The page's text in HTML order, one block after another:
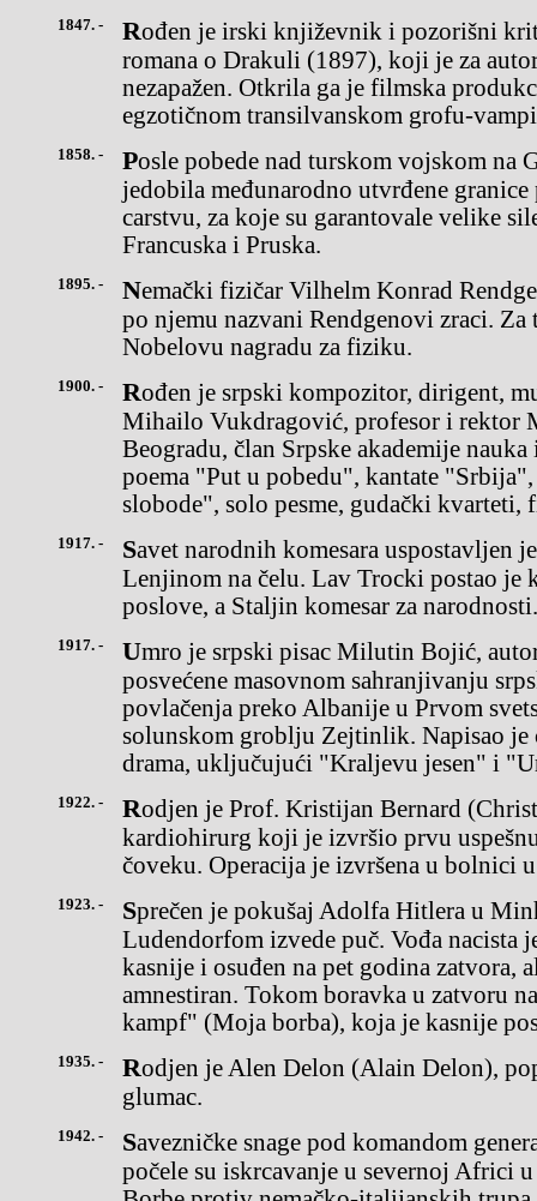
1847. - Rođen je irski književnik i pozorišni kritičar Bram Stoker, autor
romana o Drakuli (1897), koji je za
nezapažen. Otkrila ga je filmska
egzotičnom transilvanskom grofu-
1858. - Posle pobede nad turskom vojskom na Grahovu, Crna Gora
jedobila međunarodno utvrđene granice
carstvu, za koje su garantovale velike
Francuska i Pruska.
1895. - Nemački fizičar Vilhelm Konrad Rendgen otkrio je X zrake koji su
po njemu nazvani Rendgenovi zraci.
Nobelovu nagradu za fiziku.
1900. - Rođen je srpski kompozitor, dirigent, muzički pedagog i kritičar
Mihailo Vukdragović, profesor i rektor
Beogradu, član Srpske akademije
poema "Put u pobedu", kantate
slobode", solo pesme, gudački kvarteti,
1917. - Savet narodnih komesara uspostavljen je kao nova vlada Rusije s
Lenjinom na čelu. Lav Trocki postao je
poslove, a Staljin komesar za narodnosti.
1917. - Umro je srpski pisac Milutin Bojić, autor poeme "Plava grobnica"
posvećene masovnom sahranjivanju
povlačenja preko Albanije u Prvom
solunskom groblju Zejtinlik. Napisao je
drama, uključujući "Kraljevu jesen" i
1922. - Rodjen je Prof. Kristijan Bernard (Christiaan Barnard),
kardiohirurg koji je izvršio prvu
čoveku. Operacija je izvršena u bolnici
1923. - Sprečen je pokušaj Adolfa Hitlera u Minhenu da s generalom
Ludendorfom izvede puč. Vođa nacista
kasnije i osuđen na pet godina zatvora,
amnestiran. Tokom boravka u zatvoru
kampf" (Moja borba), koja je kasnije
1935. - Rodjen je Alen Delon (Alain Delon), popularni francuski filmski
glumac.
1942. - Savezničke snage pod komandom generala Dvajta Ajzenhauera
počele su iskrcavanje u severnoj Africi